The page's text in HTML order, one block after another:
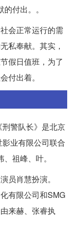
付出。。
会正常运行的需
私奉献。其实，
假日值班，为了
付出着。
警队长》是北京
业有限公司联合
祖峰、叶。
员肖慧扮演。
有限公司和SMG
来赫、张睿执